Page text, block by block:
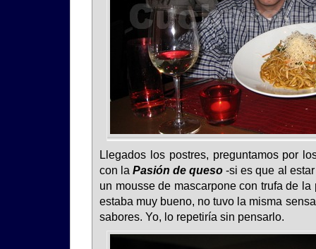
Llegados los postres, preguntamos por
con laPasión de queso -si es que al
un mousse de mascarpone con trufa de
estaba muy bueno, no tuvo la misma
sabores. Yo, lo repetiría sin pensarlo.